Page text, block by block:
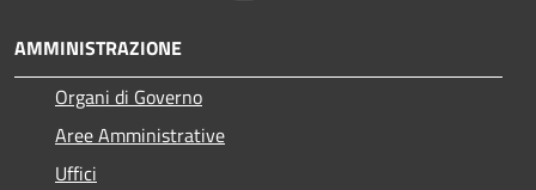
AMMINISTRAZIONE
Organi di Governo
Aree Amministrative
Uffici